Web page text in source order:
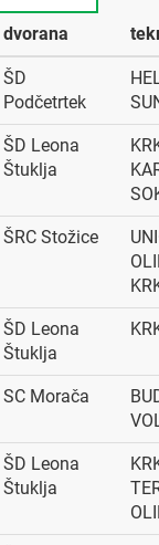
dvorana
ŠD
Podčetrtek
ŠD Leona
Štuklja
ŠRC Stožice
ŠD Leona
Štuklja
SC Morača
ŠD Leona
Štuklja